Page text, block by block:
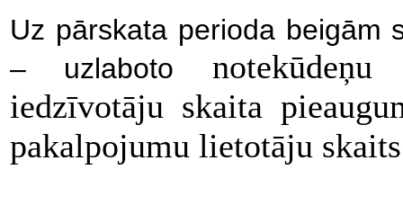
Uz pārskata perioda beigām
– uzlaboto
notekūdeņu
iedzīvotāju skaita
pakalpojumu lietotāju